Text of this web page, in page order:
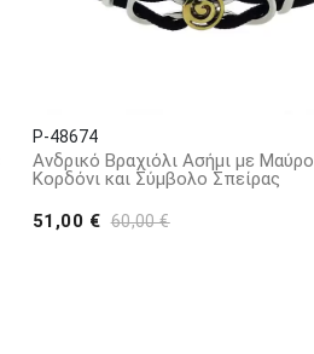
P-48674
Ανδρικό Βραχιόλι Ασήμι με Μαύρο
Κορδόνι και Σύμβολο Σπείρας
51,00 € 60,00 €